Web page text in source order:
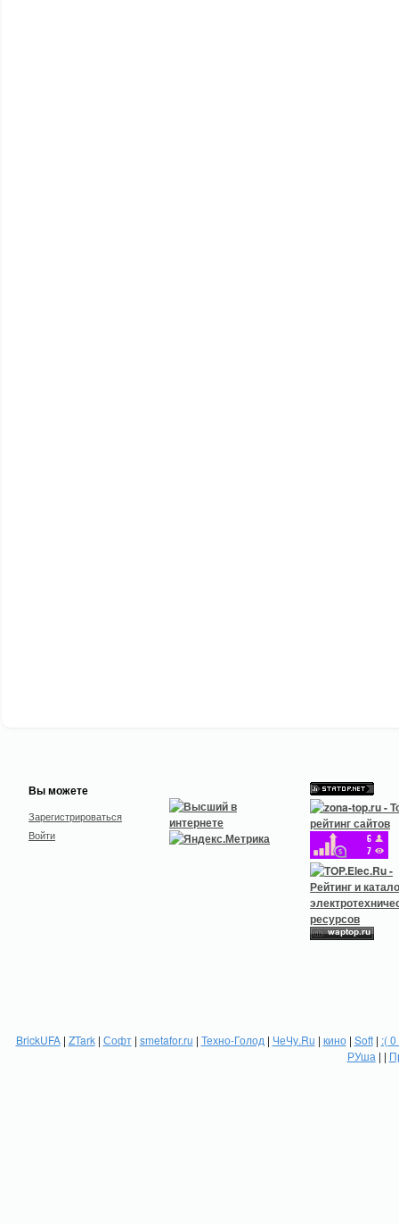
Вы можете
Зарегистрироваться
Войти
BrickUFA| ZTark| Софт| smetafor.ru | Техно-Голод | ЧеЧу.Ru | кино| Soft| :(
РУша | |